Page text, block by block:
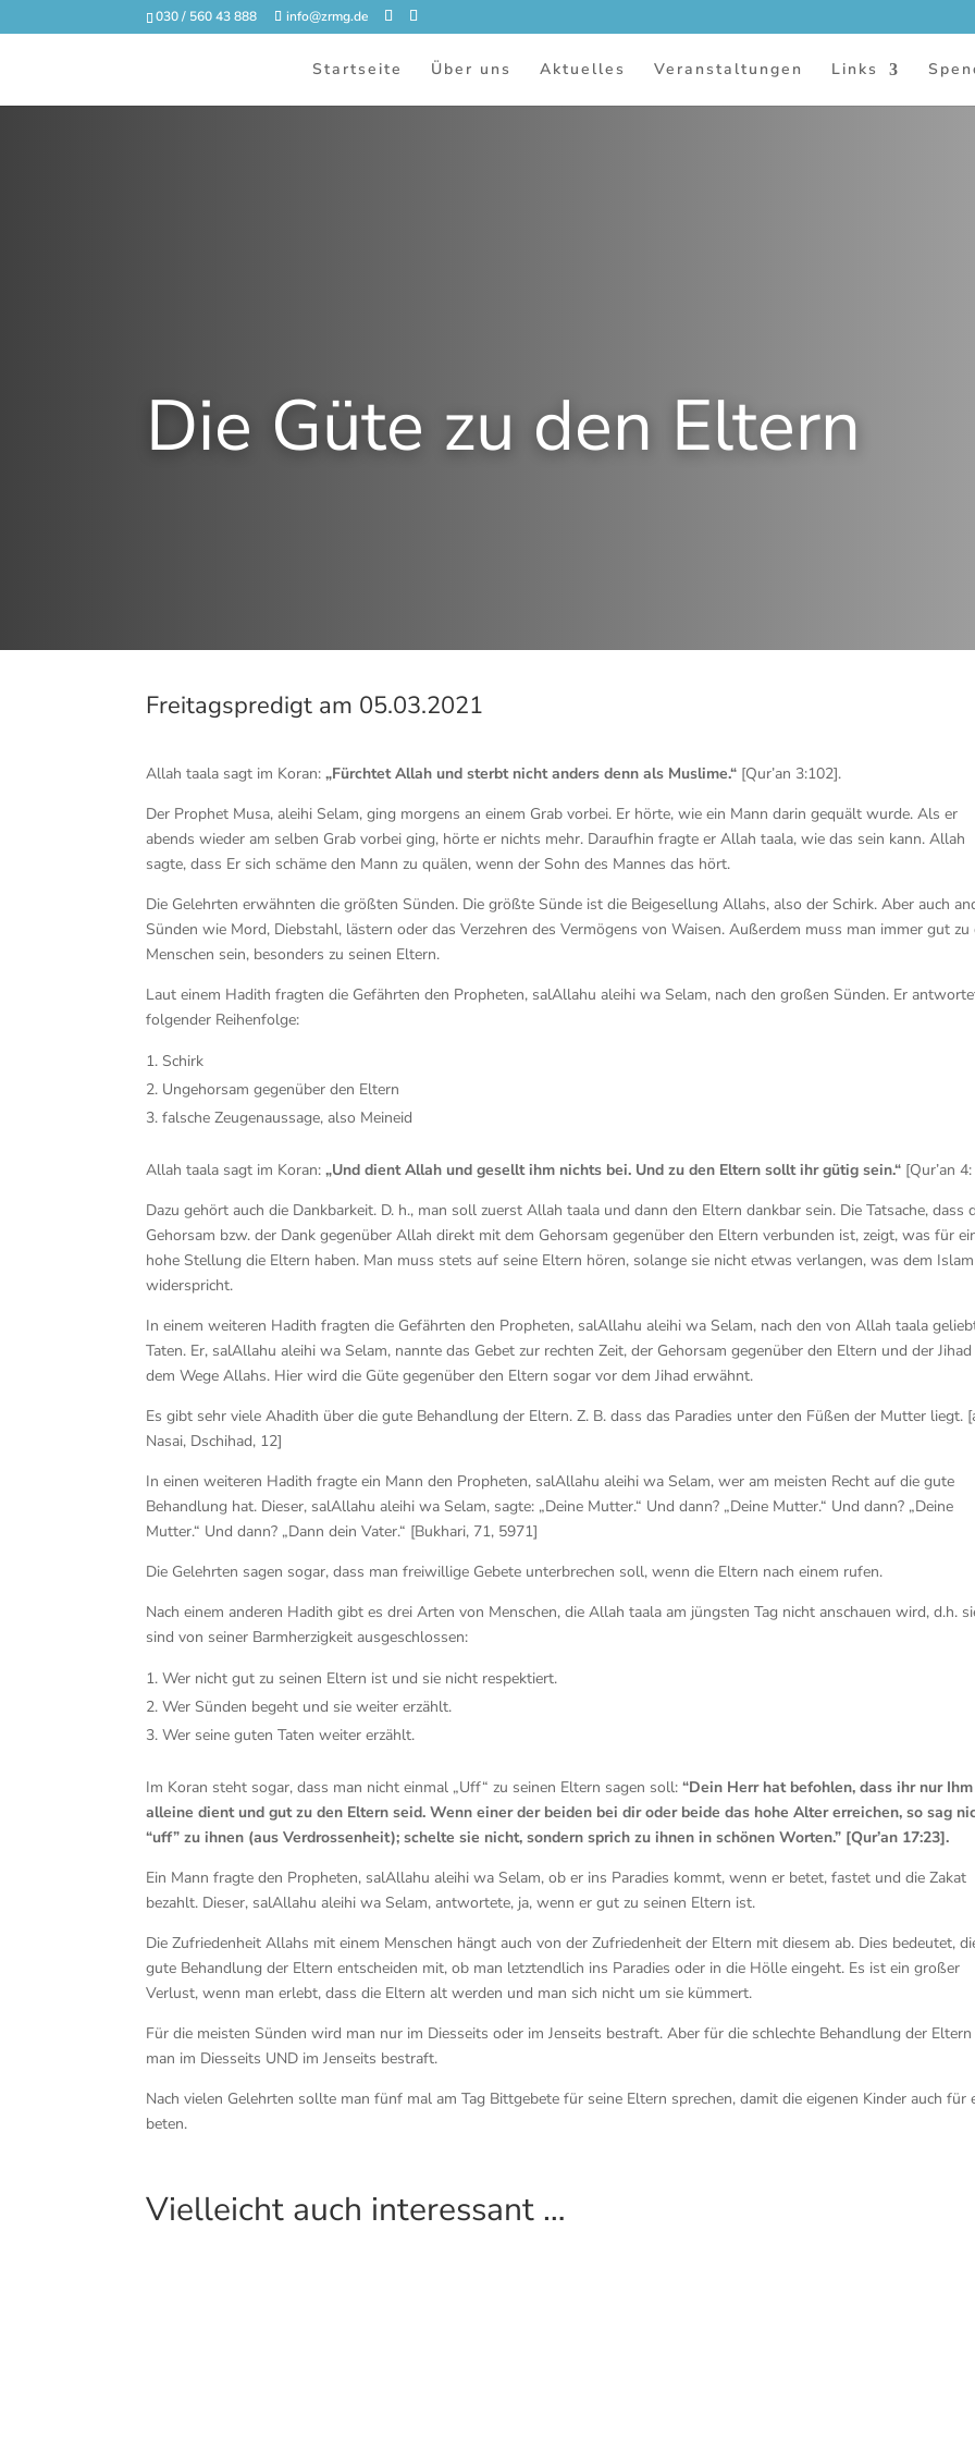
030 / 560 43 888 info@zrmg.de
Startseite Über uns Aktuelles Veranstaltungen Links
Die Güte zu den Eltern
Freitagspredigt am 05.03.2021
Allah taala sagt im Koran:„Fürchtet Allah und sterbt nicht anders denn als Muslime.“ [Qur’an 3:102].
Der Prophet Musa, aleihi Selam, ging morgens an einem Grab vorbei. Er hörte, wie ein Mann darin gequält wurde. Als er
abends wieder am selben Grab vorbei ging, hörte er nichts mehr. Daraufhin fragte er Allah taala, wie das sein kann. Allah
sagte, dass Er sich schäme den Mann zu quälen, wenn der Sohn des Mannes das hört.
Die Gelehrten erwähnten die größten Sünden. Die größte Sünde ist die Beigesellung Allahs, also der Schirk. Aber auch
Sünden wie Mord, Diebstahl, lästern oder das Verzehren des Vermögens von Waisen. Außerdem muss man immer gut zu
Menschen sein, besonders zu seinen Eltern.
Laut einem Hadith fragten die Gefährten den Propheten, salAllahu aleihi wa Selam, nach den großen Sünden. Er
folgender Reihenfolge:
Schirk
Ungehorsam gegenüber den Eltern
falsche Zeugenaussage, also Meineid
Allah taala sagt im Koran:„Und dient Allah und gesellt ihm nichts bei. Und zu den Eltern sollt ihr gütig sein.“ [Qur’an
Dazu gehört auch die Dankbarkeit. D. h., man soll zuerst Allah taala und dann den Eltern dankbar sein. Die Tatsache, dass
Gehorsam bzw. der Dank gegenüber Allah direkt mit dem Gehorsam gegenüber den Eltern verbunden ist, zeigt, was für
hohe Stellung die Eltern haben. Man muss stets auf seine Eltern hören, solange sie nicht etwas verlangen, was dem Islam
widerspricht.
In einem weiteren Hadith fragten die Gefährten den Propheten, salAllahu aleihi wa Selam, nach den von Allah taala
Taten. Er, salAllahu aleihi wa Selam, nannte das Gebet zur rechten Zeit, der Gehorsam gegenüber den Eltern und der
dem Wege Allahs. Hier wird die Güte gegenüber den Eltern sogar vor dem Jihad erwähnt.
Es gibt sehr viele Ahadith über die gute Behandlung der Eltern. Z. B. dass das Paradies unter den Füßen der Mutter liegt.
Nasai, Dschihad, 12]
In einen weiteren Hadith fragte ein Mann den Propheten, salAllahu aleihi wa Selam, wer am meisten Recht auf die gute
Behandlung hat. Dieser, salAllahu aleihi wa Selam, sagte: „Deine Mutter.“ Und dann? „Deine Mutter.“ Und dann? „Deine
Mutter.“ Und dann? „Dann dein Vater.“ [Bukhari, 71, 5971]
Die Gelehrten sagen sogar, dass man freiwillige Gebete unterbrechen soll, wenn die Eltern nach einem rufen.
Nach einem anderen Hadith gibt es drei Arten von Menschen, die Allah taala am jüngsten Tag nicht anschauen wird, d.h.
sind von seiner Barmherzigkeit ausgeschlossen:
Wer nicht gut zu seinen Eltern ist und sie nicht respektiert.
Wer Sünden begeht und sie weiter erzählt.
Wer seine guten Taten weiter erzählt.
Im Koran steht sogar, dass man nicht einmal „Uff“ zu seinen Eltern sagen soll:“Dein Herr hat befohlen, dass ihr nur Ihm
alleine dient und gut zu den Eltern seid. Wenn einer der beiden bei dir oder beide das hohe Alter erreichen, so sag
“uff” zu ihnen (aus Verdrossenheit); schelte sie nicht, sondern sprich zu ihnen in schönen Worten.” [Qur’an 17:23].
Ein Mann fragte den Propheten, salAllahu aleihi wa Selam, ob er ins Paradies kommt, wenn er betet, fastet und die Zakat
bezahlt. Dieser, salAllahu aleihi wa Selam, antwortete, ja, wenn er gut zu seinen Eltern ist.
Die Zufriedenheit Allahs mit einem Menschen hängt auch von der Zufriedenheit der Eltern mit diesem ab. Dies bedeutet,
gute Behandlung der Eltern entscheiden mit, ob man letztendlich ins Paradies oder in die Hölle eingeht. Es ist ein großer
Verlust, wenn man erlebt, dass die Eltern alt werden und man sich nicht um sie kümmert.
Für die meisten Sünden wird man nur im Diesseits oder im Jenseits bestraft. Aber für die schlechte Behandlung der
man im Diesseits UND im Jenseits bestraft.
Nach vielen Gelehrten sollte man fünf mal am Tag Bittgebete für seine Eltern sprechen, damit die eigenen Kinder auch für
beten.
Vielleicht auch interessant …